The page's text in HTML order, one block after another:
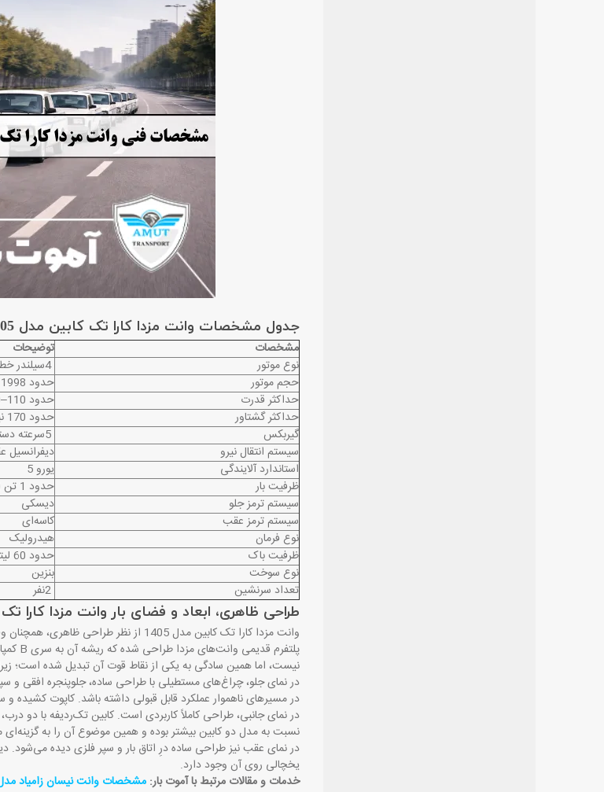
جدول مشخصات وانت مزدا کارا تک کابین مدل 1405
مشخصات
توضیحات
نوع موتور
4سیلندر
حجم موتور
حدود 1998 سی‌سی
حداکثر قدرت
حدود 110–120 اسب بخار
حداکثر گشتاور
حدود 170 نیوتن‌متر
گیربکس
5سرعته
سیستم انتقال نیرو
دیفرانسیل
استاندارد آلایندگی
یورو 5
ظرفیت بار
حدود 1 تن (بسته به تیپ)
سیستم ترمز جلو
دیسکی
سیستم ترمز عقب
کاسه‌ای
نوع فرمان
هیدرولیک
ظرفیت باک
حدود 60 لیتر
نوع سوخت
بنزین
تعداد سرنشین
2نفر
طراحی ظاهری، ابعاد و فضای بار وانت مزدا کارا تک
وانت مزدا کارا تک کابین مدل 1405 از
پلتفرم قدیمی وانت‌های مزدا طراحی شده که ریشه آن به سری B
نیست، اما همین سادگی به یکی از نقاط قوت آن تبدیل شده است؛
در نمای جلو، چراغ‌های مستطیلی با طراحی ساده، جلوپنجره افقی
در مسیرهای ناهموار عملکرد قابل قبولی داشته باشد. کاپوت کشیده
در نمای جانبی، طراحی کاملاً کاربردی است. کابین تک‌ردیفه با
نسبت به مدل دو کابین بیشتر بوده و همین موضوع آن را به
در نمای عقب نیز طراحی ساده درِ اتاق بار و سپر فلزی دیده می‌شود.
یخچالی روی آن وجود دارد.
خدمات و مقالات مرتبط با آموت بار: مشخصات وانت نیسان زامیاد مدل